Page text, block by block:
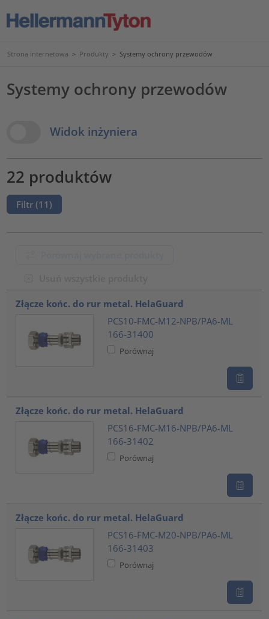
Strona internetowa > Produkty > Systemy ochrony przewodów
Systemy ochrony przewodów
View OptionsWidok inżyniera
22 produktów
Filtr (11 )
Złącze końc. do rur metal. HelaGuard
PCS10-FMC-M12-NPB/PA6-ML
166-31400
Porównaj
Złącze końc. do rur metal. HelaGuard
PCS16-FMC-M16-NPB/PA6-ML
166-31402
Porównaj
Złącze końc. do rur metal. HelaGuard
PCS16-FMC-M20-NPB/PA6-ML
166-31403
Porównaj